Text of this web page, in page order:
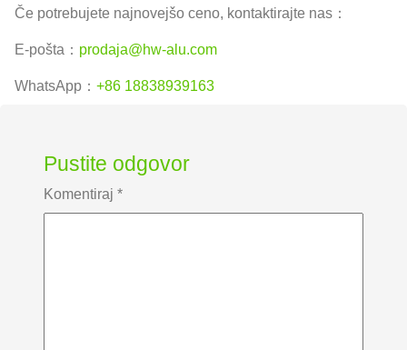
Če potrebujete najnovejšo ceno, kontaktirajte nas：
E-pošta： prodaja@hw-alu.com
WhatsApp： +86 18838939163
Pustite odgovor
Komentiraj *